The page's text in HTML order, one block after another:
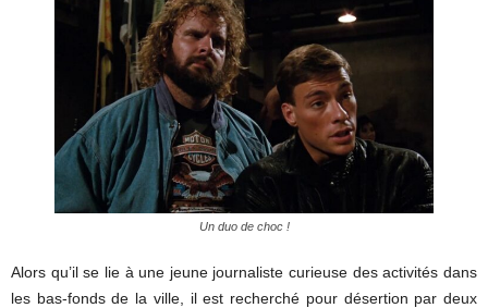
Un duo de choc !
Alors qu’il se lie à une jeune journaliste curieuse des activités dans
les bas-fonds de la ville, il est recherché pour désertion par deux